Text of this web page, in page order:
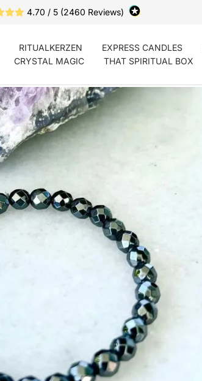
4.70 / 5 (2460 Reviews)
RITUALKERZEN EXPRESS CANDLES
CRYSTAL MAGIC THAT SPIRITUAL BOX